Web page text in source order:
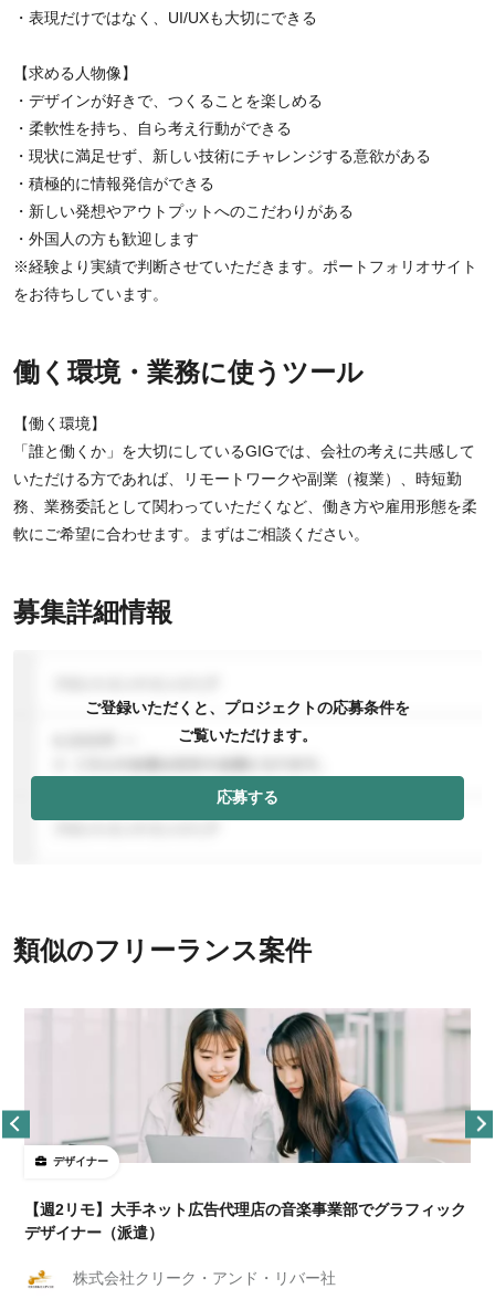
・表現だけではなく、UI/UXも大切にできる
【求める人物像】
・デザインが好きで、つくることを楽しめる
・柔軟性を持ち、自ら考え行動ができる
・現状に満足せず、新しい技術にチャレンジする意欲がある
・積極的に情報発信ができる
・新しい発想やアウトプットへのこだわりがある
・外国人の方も歓迎します
※経験より実績で判断させていただきます。ポートフォリオサイト
をお待ちしています。
働く環境・業務に使うツール
【働く環境】
「誰と働くか」を大切にしているGIGでは、会社の考えに共感して
いただける方であれば、リモートワークや副業（複業）、時短勤
務、業務委託として関わっていただくなど、働き方や雇用形態を柔
軟にご希望に合わせます。まずはご相談ください。
募集詳細情報
ご登録いただくと、プロジェクトの応募条件を
ご覧いただけます。
応募する
類似のフリーランス案件
デザイナー
【週2リモ】大手ネット広告代理店の音楽事業部でグラフィック
デザイナー（派遣）
株式会社クリーク・アンド・リバー社